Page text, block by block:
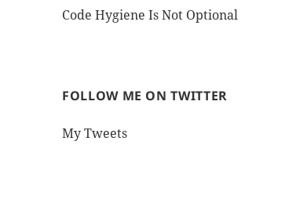
Code Hygiene Is Not Optional
FOLLOW ME ON TWITTER
My Tweets